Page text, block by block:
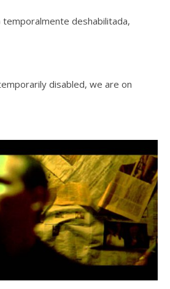
deshabilitada,
disabled, we are on